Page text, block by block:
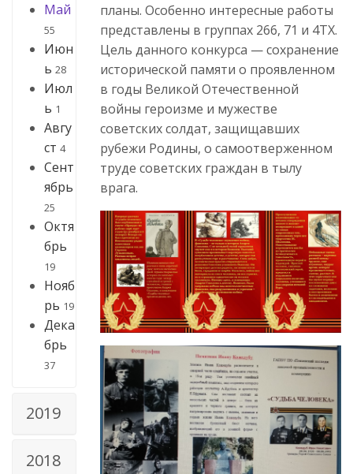
Май
55
Июн
ь 28
Июл
ь 1
Авгу
ст 4
Сент
ябрь
25
Октя
брь
19
Нояб
рь 19
Дека
брь
37
2019
2018
планы. Особенно интересные работы
представлены в группах 266, 71 и 4ТХ.
Цель данного конкурса — сохранение
исторической памяти о проявленном
в годы Великой Отечественной
войны героизме и мужестве
советских солдат, защищавших
рубежи Родины, о самоотверженном
труде советских граждан в тылу
врага.